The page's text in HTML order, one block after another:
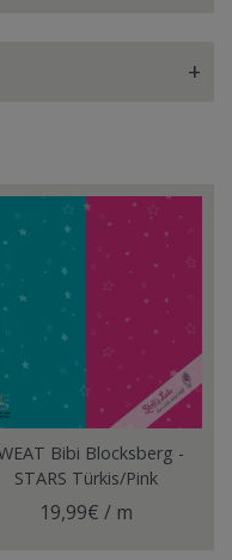
+
Bibi Blocksberg -
STARS Türkis/Pink
19,99€ / m